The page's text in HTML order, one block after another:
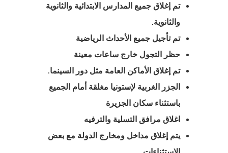
تم إغلاق جميع المدارس الابتدائية والثانوية
والثانوية.
تم تأجيل جميع الأحداث الرياضية
حظر التجول خارج ساعات معينة
تم إغلاق الأماكن العامة مثل دور السينما.
الجزر الغربية لإستونيا مغلقة أمام الجميع
باستثناء سكان الجزيرة
اغلاق مرافق التسلية والترفيه
يتم إغلاق مداخل ومخارج الدولة مع بعض
استشارية
استشارية
وتصريح
في الاتحاد
العامة لحماية